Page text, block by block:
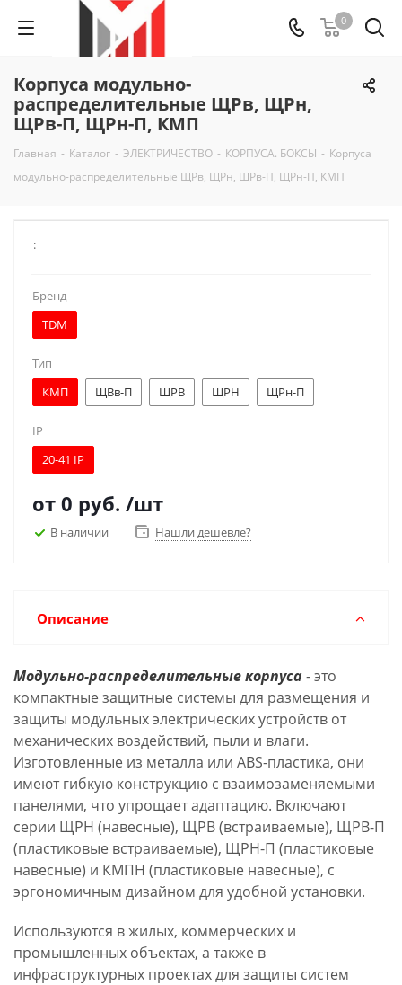
0
Корпуса модульно-
распределительные ЩРв, ЩРн,
ЩРв-П, ЩРн-П, КМП
Главная - Каталог - ЭЛЕКТРИЧЕСТВО - КОРПУСА. БОКСЫ - Корпуса
модульно-распределительные ЩРв, ЩРн, ЩРв-П, ЩРн-П, КМП
:
Бренд
TDM
Тип
КМП
ЩВв-П ЩРВ ЩРН ЩРн-П
IP
20-41 IP
от 0 руб. /шт
В наличии Нашли дешевле?
Описание
Модульно-распределительные корпуса- это
компактные защитные системы для размещения и
защиты модульных электрических устройств от
механических воздействий, пыли и влаги.
Изготовленные из металла или ABS-пластика, они
имеют гибкую конструкцию с взаимозаменяемыми
панелями, что упрощает адаптацию. Включают
серии ЩРН (навесные), ЩРВ (встраиваемые), ЩРВ-П
(пластиковые встраиваемые), ЩРН-П (пластиковые
навесные) и КМПН (пластиковые навесные), с
эргономичным дизайном для удобной установки.
Используются в жилых, коммерческих и
промышленных объектах, а также в
инфраструктурных проектах для защиты систем